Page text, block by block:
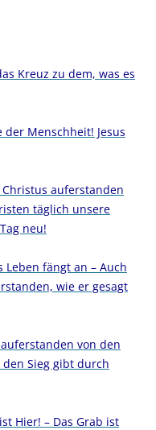
Kreuz zu dem, was es
Menschheit! Jesus
auferstanden
täglich unsere
neu!
Leben fängt an – Auch
wie er gesagt
von den
Sieg gibt durch
Hier! – Das Grab ist